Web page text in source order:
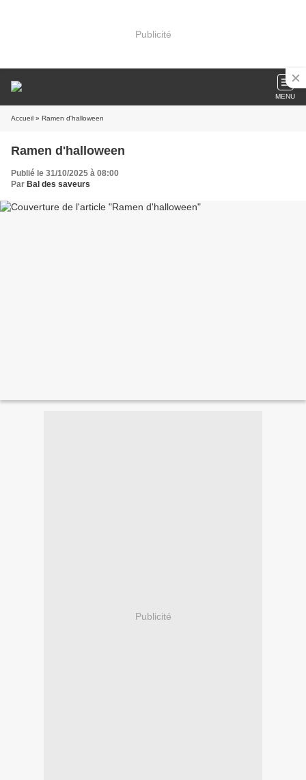
Publicité
MENU
Accueil » Ramen d'halloween
Ramen d'halloween
Publié le 31/10/2025 à 08:00
Par Bal des saveurs
Publicité